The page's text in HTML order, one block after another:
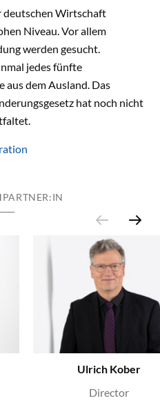
deutschen Wirtschaft
Niveau. Vor allem
werden gesucht.
jedes fünfte
aus dem Ausland. Das
hat noch nicht
Ulrich Kober
Director